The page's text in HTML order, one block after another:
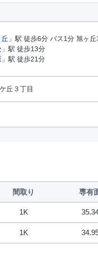
」駅 徒歩6分 バス1分 旭ヶ
」駅 徒歩13分
」駅 徒歩21分
丘３丁目
間取り 専有
1K
1K